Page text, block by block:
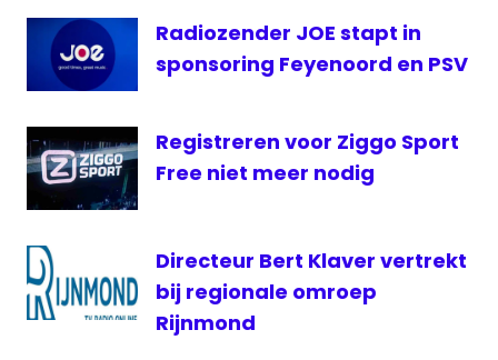
TV
Rijnmond
Radiozender JOE stapt in
sponsoring Feyenoord en PSV
Registreren voor Ziggo Sport
Free niet meer nodig
Directeur Bert Klaver vertrekt
bij regionale omroep
Rijnmond